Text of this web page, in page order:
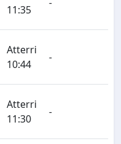
11:35
Atterri
10:44
-
Atterri
11:30
-